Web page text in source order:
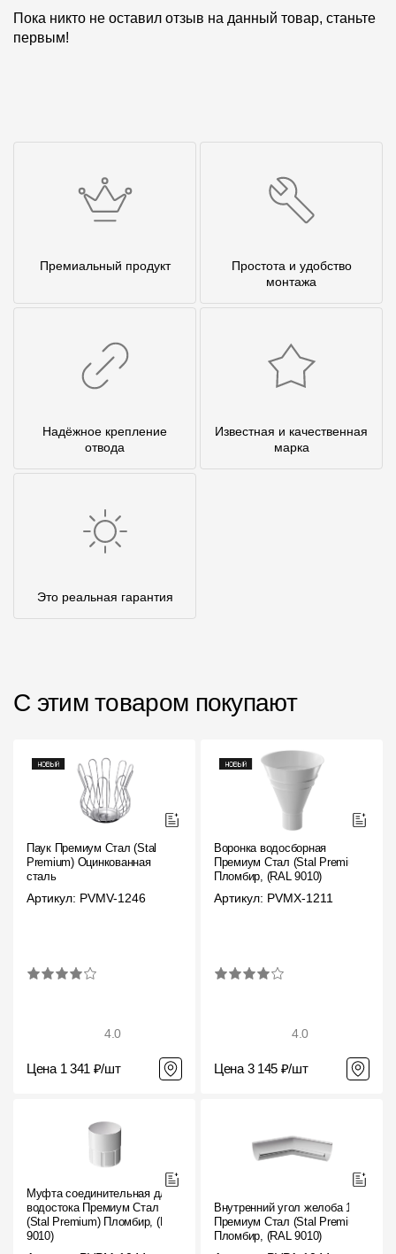
Пока никто не оставил отзыв на данный товар, станьте
первым!
Премиальный продукт
Простота и удобство
монтажа
Надёжное крепление
отвода
Известная и качественная
марка
Это реальная гарантия
С этим товаром покупают
Паук Премиум Стал (Stal
Premium) Оцинкованная
сталь
Артикул: PVMV-1246
4.0
Цена 1 341 ₽/шт
Воронка водосборная
Премиум Стал (Stal Premium)
Пломбир, (RAL 9010)
Артикул: PVMX-1211
4.0
Цена 3 145 ₽/шт
Муфта соединительная для
водостока Премиум Стал
(Stal Premium) Пломбир, (RAL
9010)
Внутренний угол желоба 135˚
Премиум Стал (Stal Premium)
Пломбир, (RAL 9010)